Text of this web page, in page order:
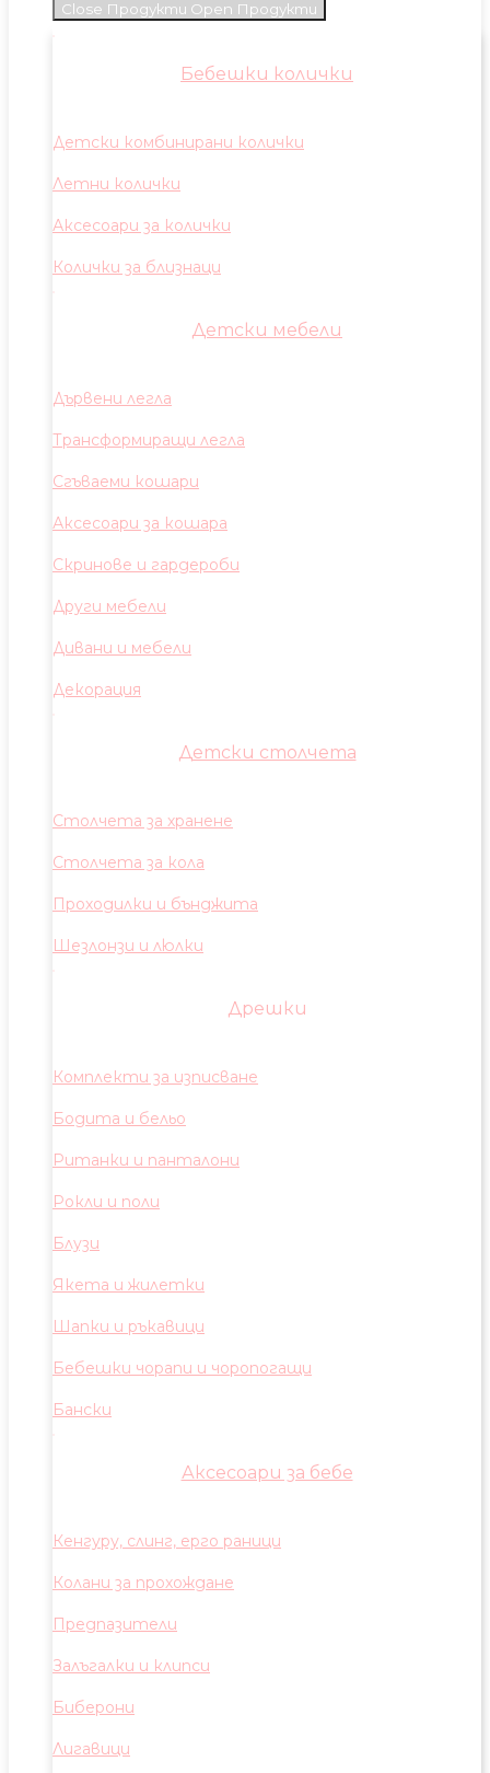
Close Продукти Open Продукти
Бебешки колички
Детски комбинирани колички
Летни колички
Аксесоари за колички
Колички за близнаци
Детски мебели
Дървени легла
Трансформиращи легла
Сгъваеми кошари
Аксесоари за кошара
Скринове и гардероби
Други мебели
Дивани и мебели
Декорация
Детски столчета
Столчета за хранене
Столчета за кола
Проходилки и бънджита
Шезлонзи и люлки
Дрешки
Комплекти за изписване
Бодита и бельо
Ританки и панталони
Рокли и поли
Блузи
Якета и жилетки
Шапки и ръкавици
Бебешки чорапи и чоропогащи
Бански
Аксесоари за бебе
Кенгуру, слинг, ерго раници
Колани за прохождане
Предпазители
Залъгалки и клипси
Биберони
Лигавици